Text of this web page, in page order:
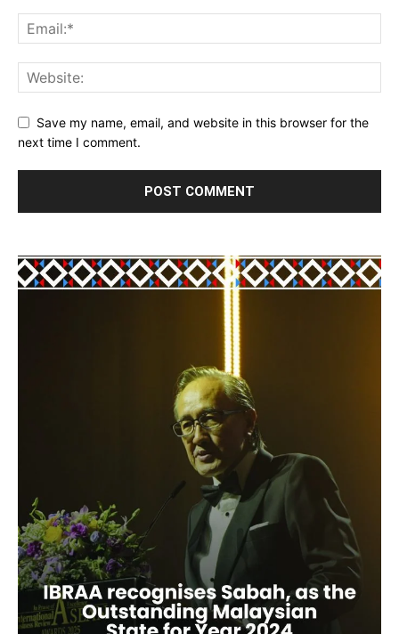
Save my name, email, and website in this browser for the
next time I comment.